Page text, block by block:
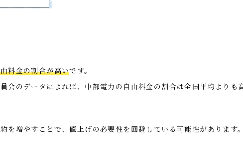
料金の割合が高いです。
会のデータによれば、中部電力の自由料金の割合は全国平均よりも
を増やすことで、値上げの必要性を回避している可能性があります。